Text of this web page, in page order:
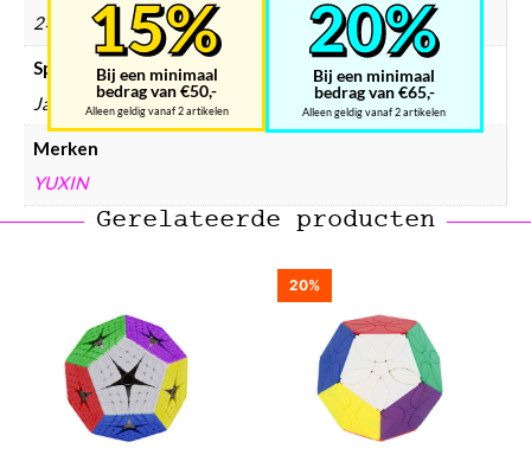
2×2
Speedcube WCA puzzels
Ja
Merken
YUXIN
Bij een minimaal
bedrag van €50,-
Alleen geldig vanaf 2 artikelen
Bij een minimaal
bedrag van €65,-
Alleen geldig vanaf 2 artikelen
Gerelateerde producten
20%